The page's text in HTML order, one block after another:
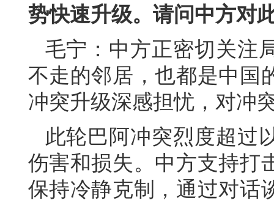
势快速升级。请问中方对
毛宁：中方正密切关注
不走的邻居，也都是中国
冲突升级深感担忧，对冲
此轮巴阿冲突烈度超过
伤害和损失。中方支持打
保持冷静克制，通过对话